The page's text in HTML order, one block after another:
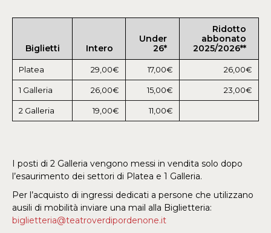
Biglietti Intero
Under
26*
Ridotto
abbonato
2025/2026**
Platea 29,00€ 17,00€ 26,00€
1 Galleria 26,00€ 15,00€ 23,00€
2 Galleria 19,00€ 11,00€
I posti di 2 Galleria vengono messi in vendita solo dopo
l’esaurimento dei settori di Platea e 1 Galleria.
Per l’acquisto di ingressi dedicati a persone che utilizzano
ausili di mobilità inviare una mail alla Biglietteria:
biglietteria@teatroverdipordenone.it